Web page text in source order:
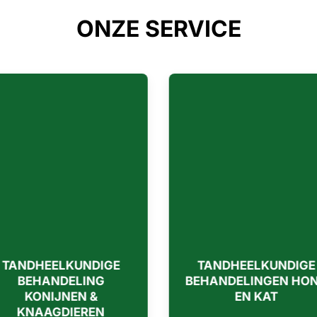
ONZE SERVICE
TANDHEELKUNDIGE
HOND
EN KAT
PRE ANESTHETISCH
ONDERZOEK